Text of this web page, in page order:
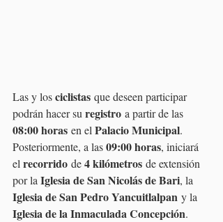
Las y los ciclistas que deseen participar
podrán hacer su registro a partir de las
08:00 horas en el Palacio Municipal.
Posteriormente, a las 09:00 horas, iniciará
el recorrido de 4 kilómetros de extensión
por la Iglesia de San Nicolás de Bari, la
Iglesia de San Pedro Yancuitlalpan y la
Iglesia de la Inmaculada Concepción.